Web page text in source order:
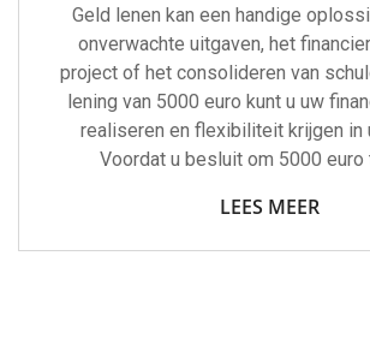
Geld lenen kan een handige
onverwachte uitgaven, het
project of het consolideren van
lening van 5000 euro kunt u uw
realiseren en flexibiliteit krijgen in
Voordat u besluit om 5000 euro
LEES MEER